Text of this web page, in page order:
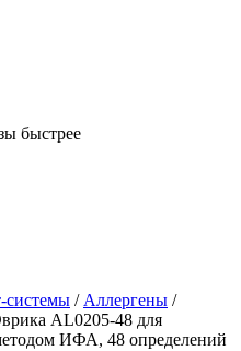
быстрее
системы / Аллергены /
AL0205-48 для
ИФА, 48 определений